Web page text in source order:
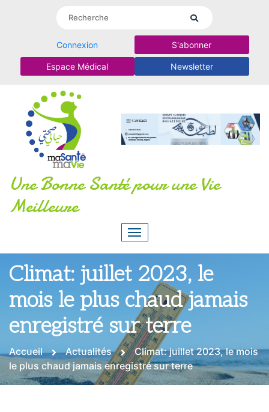
Connexion S'abonner
Espace Médical Newsletter
Une Bonne Santé pour une Vie
Meilleure
Climat: juillet 2023, le
mois le plus chaud jamais
enregistré sur terre
Accueil Actualités
Climat: juillet 2023, le mois
le plus chaud jamais enregistré sur terre